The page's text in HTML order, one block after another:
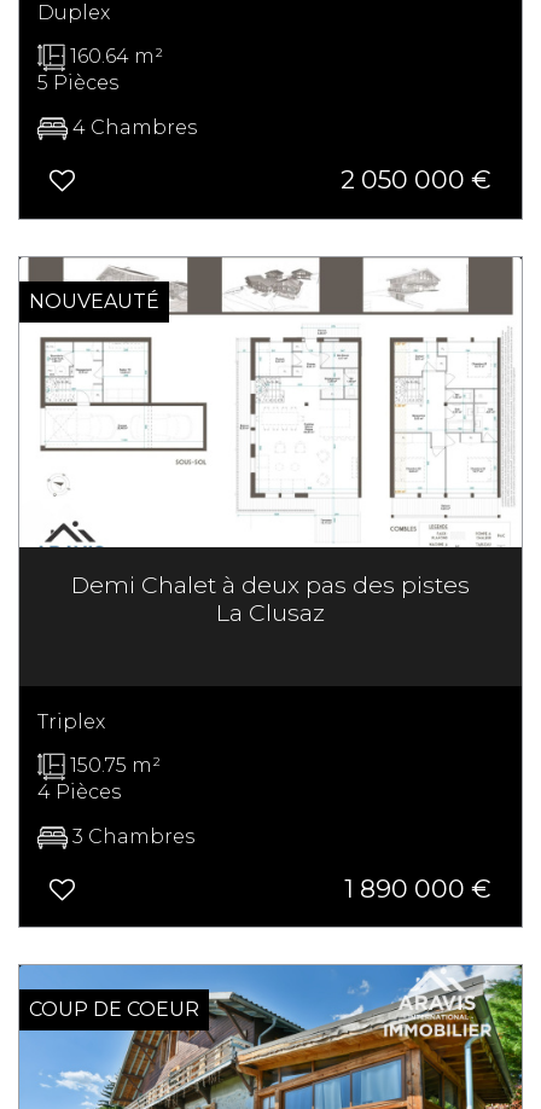
Duplex
160.64 m²
5 Pièces
4 Chambres
2 050 000 €
NOUVEAUTÉ
Demi Chalet à deux pas des pistes
La Clusaz
Triplex
150.75 m²
4 Pièces
3 Chambres
1 890 000 €
SOUS OFFRE
COUP DE COEUR